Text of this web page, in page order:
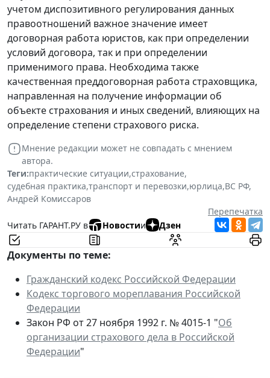
учетом диспозитивного регулирования данных
правоотношений важное значение имеет
договорная работа юристов, как при определении
условий договора, так и при определении
применимого права. Необходима также
качественная преддоговорная работа страховщика,
направленная на получение информации об
объекте страхования и иных сведений, влияющих на
определение степени страхового риска.
Мнение редакции может не совпадать с мнением
автора.
Теги:практические ситуации,страхование,
судебная практика,транспорт и перевозки,юрлица,ВС РФ,
Андрей Комиссаров
Перепечатка
Читать ГАРАНТ.РУ в
Новостии Дзен
Документы по теме:
Гражданский кодекс Российской Федерации
Кодекс торгового мореплавания Российской
Федерации
Закон РФ от 27 ноября 1992 г. № 4015-1 "Об
организации страхового дела в Российской
Федерации"